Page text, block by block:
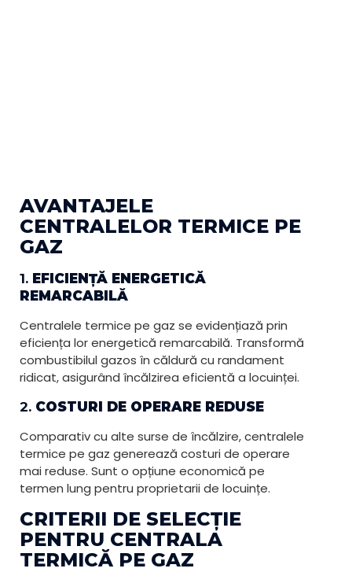
AVANTAJELE
CENTRALELOR TERMICE PE
GAZ
1. EFICIENȚĂ ENERGETICĂ
REMARCABILĂ
Centralele termice pe gaz se evidențiază prin
eficiența lor energetică remarcabilă. Transformă
combustibilul gazos în căldură cu randament
ridicat, asigurând încălzirea eficientă a locuinței.
2. COSTURI DE OPERARE REDUSE
Comparativ cu alte surse de încălzire, centralele
termice pe gaz generează costuri de operare
mai reduse. Sunt o opțiune economică pe
termen lung pentru proprietarii de locuințe.
CRITERII DE SELECȚIE
PENTRU CENTRALA
TERMICĂ PE GAZ